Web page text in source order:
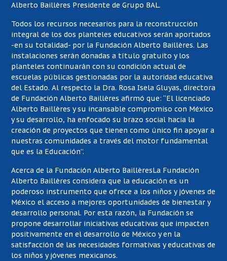
Alberto Baillères Presidente de Grupo BAL.
Todos los recursos necesarios para la reconstrucción
integral de los dos planteles educativos serán aportados
-en su totalidad- por la Fundación Alberto Baillères. Las
instalaciones serán donadas a título gratuito y los
planteles continuarán con su condición actual de
escuelas públicas gestionadas por la autoridad educativa
del Estado. Al respecto la Dra. Rosa Isela Gluyas, directora
de Fundación Alberto Baillères afirmó que: “El licenciado
Alberto Baillères y su incansable compromiso con México
y su desarrollo, ha enfocado su brazo social hacia la
creación de proyectos que tienen como único fin apoyar a
nuestras comunidades a través del motor fundamental
que es la Educación”.
Acerca de la Fundación Alberto BaillèresLa Fundación
Alberto Baillères considera que la educación es un
poderoso instrumento que ofrece a los niños y jóvenes de
México el acceso a mejores oportunidades de bienestar y
desarrollo personal. Por esta razón, la Fundación se
propone desarrollar iniciativas educativas que impacten
positivamente en el desarrollo de México y en la
satisfacción de las necesidades formativas y educativas de
los niños y jóvenes mexicanos.